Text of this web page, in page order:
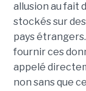
allusion au fait
stockés sur
pays
fournir ces
appelé
non sans que